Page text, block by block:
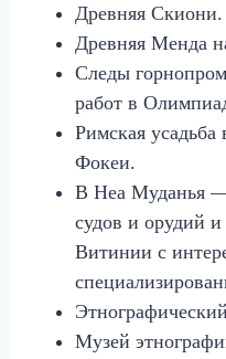
Древняя Скиони.
Древняя Менда
Следы
работ в
Римская
Фокеи.
В Неа Муданья
судов и орудий
Витинии с
Музей